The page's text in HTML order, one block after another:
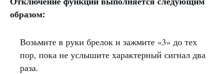
образом:
Возьмите в руки брелок и зажмите «3» до тех
пор, пока не услышите характерный сигнал два
раза.